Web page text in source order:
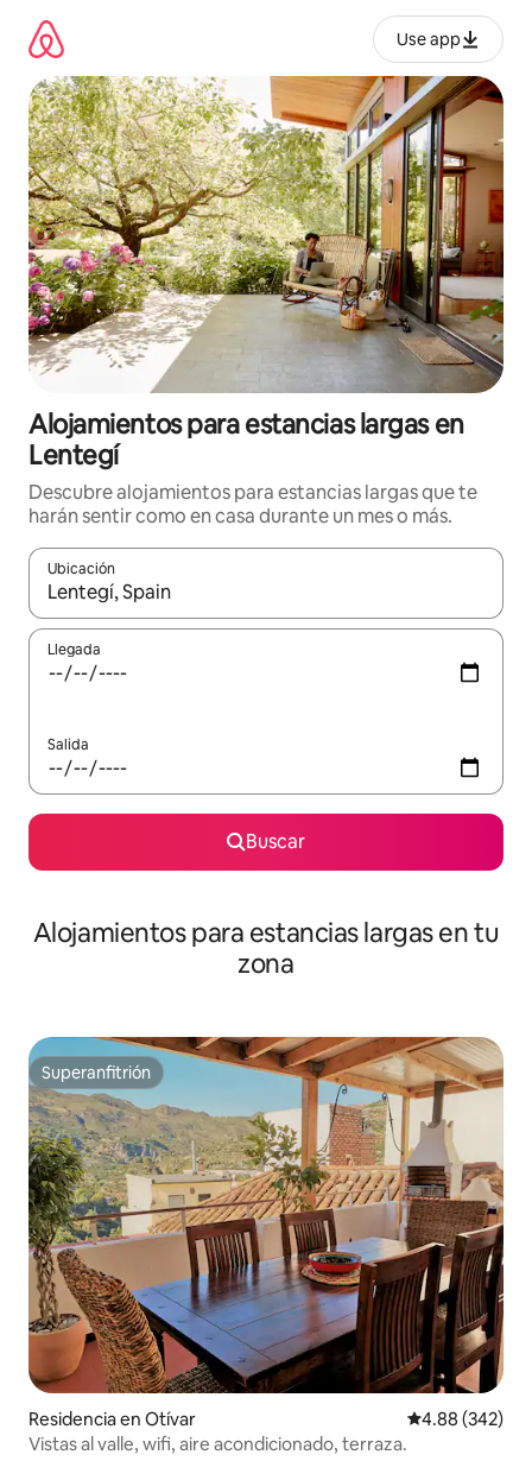
contenido
Use app
Alojamientos para estancias largas en
Lentegí
Descubre alojamientos para estancias largas que te
harán sentir como en casa durante un mes o más.
Ubicación
Cuando los resultados estén disponibles, podrás navegar
Llegada
Salida
Buscar
Alojamientos para estancias largas en tu
zona
Superanfitrión
Superanfitrión
Residencia en Otívar Calificación
4.88 (342)
Vistas al valle, wifi, aire acondicionado, terraza.